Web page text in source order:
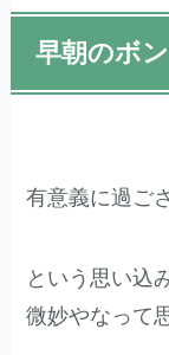
早朝のボ
有意義に過ご
という思い込
微妙やなって